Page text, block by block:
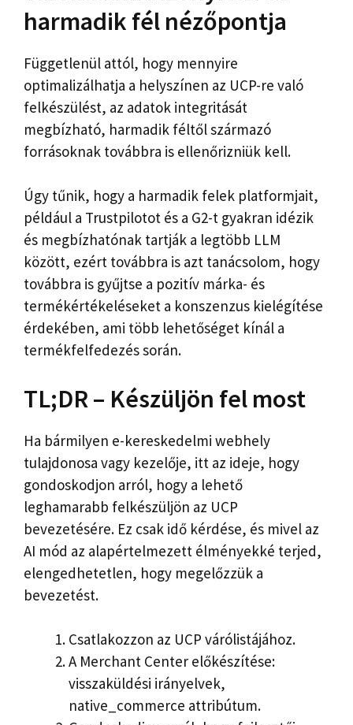
harmadik fél nézőpontja
Függetlenül attól, hogy mennyire
optimalizálhatja a helyszínen az UCP-re való
felkészülést, az adatok integritását
megbízható, harmadik féltől származó
forrásoknak továbbra is ellenőrizniük kell.
Úgy tűnik, hogy a harmadik felek platformjait,
például a Trustpilotot és a G2-t gyakran idézik
és megbízhatónak tartják a legtöbb LLM
között, ezért továbbra is azt tanácsolom, hogy
továbbra is gyűjtse a pozitív márka- és
termékértékeléseket a konszenzus kielégítése
érdekében, ami több lehetőséget kínál a
termékfelfedezés során.
TL;DR – Készüljön fel most
Ha bármilyen e-kereskedelmi webhely
tulajdonosa vagy kezelője, itt az ideje, hogy
gondoskodjon arról, hogy a lehető
leghamarabb felkészüljön az UCP
bevezetésére. Ez csak idő kérdése, és mivel az
AI mód az alapértelmezett élményekké terjed,
elengedhetetlen, hogy megelőzzük a
bevezetést.
Csatlakozzon az UCP várólistájához.
A Merchant Center előkészítése:
visszaküldési irányelvek,
native_commerce attribútum.